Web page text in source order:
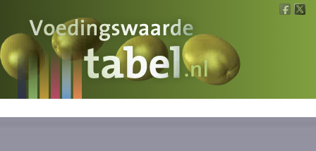
Voedingswaarde
Wat is wat?